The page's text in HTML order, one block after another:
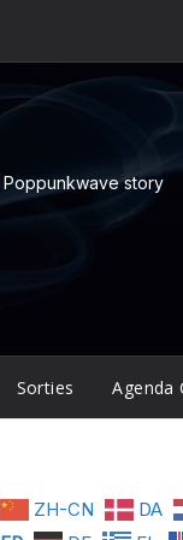
Poppunkwave story
Sorties Agenda
ZH-CN DA